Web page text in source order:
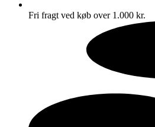
Fri fragt ved køb over 1.000 kr.